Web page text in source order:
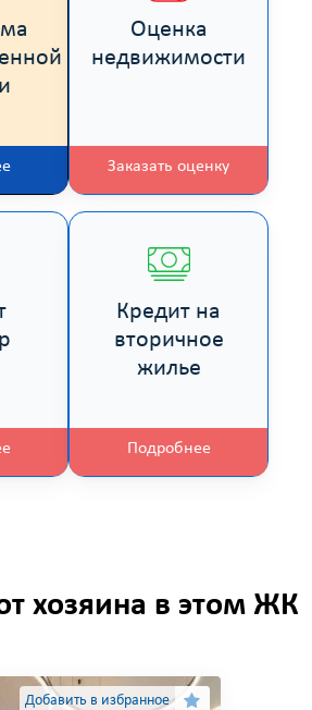
Оценка
недвижимости
Заказать оценку
Кредит на
вторичное
жилье
Подробнее
хозяина в этом ЖК
Добавить в избранное